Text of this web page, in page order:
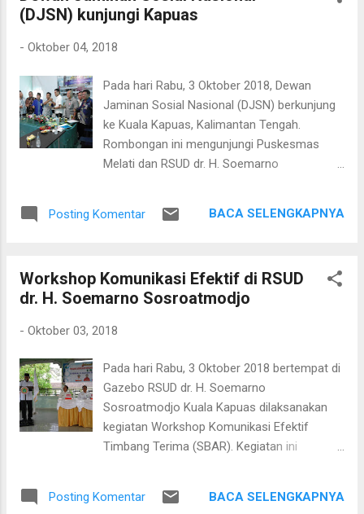
adalah seputar definisi kejang demam;
mengapa vaksinasi tidak diberikan kepada
Sp.A menjelaskan bahwa resusitasi bayi baru
lahir sebaiknya dilakukan oleh tiga orang. Bila
bayi baru lahir yang langsung nangis tapi
berat badannya kurang dari atau sama
dengan 1500 gram segera dibungkus dengan
(DJSN) kunjungi Kapuas
- Oktober 04, 2018
Pada hari Rabu, 3 Oktober 2018, Dewan
Jaminan Sosial Nasional (DJSN) berkunjung
ke Kuala Kapuas, Kalimantan Tengah.
Rombongan ini mengunjungi Puskesmas
Melati dan RSUD dr. H. Soemarno
paparan dari pimpinan puskesmas dan
Indonesia Sehat (JKN-KIS). Dalam
pertemuan di rumah sakit para anggota
kepada direktur seputar besarnya tagihan
BPJS Kesehatan; mengapa jumlah pasien
oleh puskesmas; mereka juga menanyakan
masalah tunggakan Jamkesda di rumah
sakit. Rombongan yang dipimpin oleh dr.
kepesertaan karyawan yang non-PNS dalam
Posting Komentar BACA SELENGKAPNYA
Workshop Komunikasi Efektif di RSUD
dr. H. Soemarno Sosroatmodjo
- Oktober 03, 2018
Pada hari Rabu, 3 Oktober 2018 bertempat di
Gazebo RSUD dr. H. Soemarno
Sosroatmodjo Kuala Kapuas dilaksanakan
kegiatan Workshop Komunikasi Efektif
Timbang Terima (SBAR). Kegiatan ini
Hikmayanti, S.Kep. Peserta dari kegiatan ini
Posting Komentar BACA SELENGKAPNYA